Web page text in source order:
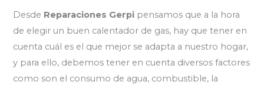
Desde Reparaciones Gerpi pensamos que a la hora
de elegir un buen calentador de gas, hay que tener en
cuenta cuál es el que mejor se adapta a nuestro hogar,
y para ello, debemos tener en cuenta diversos factores
como son el consumo de agua, combustible, la